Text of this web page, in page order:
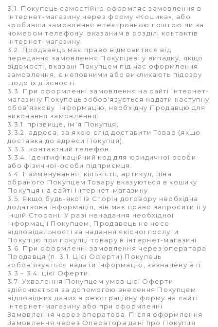
3.1. Покупець самостійно оформляє замовлення в
Інтернет-магазину через форму «Кошика», або
зробивши замовлення електронною поштою чи за
номером телефону, вказаним в розділі контактів
Інтернет-магазину.
3.2. Продавець має право відмовитися від
передання замовлення Покупцеві у випадку, якщо
відомості, вказані Покупцем під час оформлення
замовлення, є неповними або викликають підозру
щодо їх дійсності.
3.3. При оформленні замовлення на сайті Інтернет-
магазину Покупець зобов'язується надати наступну
обов’язкову інформацію, необхідну Продавцю для
виконання замовлення:
3.3.1. прізвище, ім'я Покупця;
3.3.2. адреса, за якою слід доставити Товар (якщо
доставка до адреси Покупця);
3.3.3. контактний телефон.
3.3.4. Ідентифікаційний код для юридичної особи
або фізичної-особи підприємця.
3.4. Найменування, кількість, артикул, ціна
обраного Покупцем Товару вказуються в кошику
Покупця на сайті Інтернет-магазину.
3.5. Якщо будь-якої із Сторін договору необхідна
додаткова інформація, він має право запросити її у
іншій Стороні. У разі ненадання необхідної
інформації Покупцем, Продавець не несе
відповідальності за надання якісної послуги
Покупцю при покупці товару в інтернет-магазині.
3.6. При оформленні замовлення через оператора
Продавця (п. 3.1. Цієї Оферти) Покупець
зобов'язується надати інформацію, зазначену в п.
3.3 – 3.4. цієї Оферти.
3.7. Ухвалення Покупцем умов цієї Оферти
здійснюється за допомогою внесення Покупцем
відповідних даних в реєстраційну форму на сайті
Інтернет-магазину або при оформленні
Замовлення через оператора. Після оформлення
Замовлення через Оператора дані про Покупця